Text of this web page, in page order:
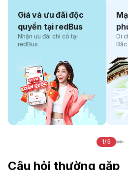
Giá và ưu đãi độc
quyền tại redBus
Nhận ưu đãi chỉ có tại
redBus
Di
1/5
Câu hỏi thường gặp